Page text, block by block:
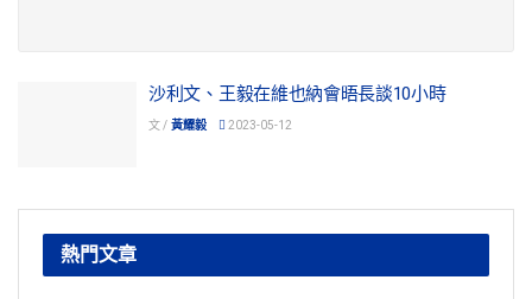
沙利文、王毅在維也納會晤長談10小時
文 / 黃耀毅 2023-05-12
熱門文章